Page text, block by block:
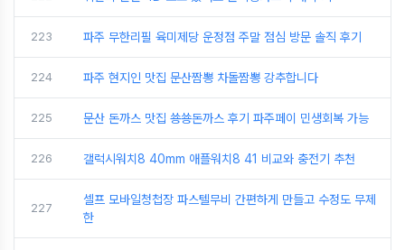
223 파주 무한리필 육미제당 운정점 주말 점심 방문 솔직 후기
224 파주 현지인 맛집 문산짬뽕 차돌짬뽕 강추합니다
225 문산 돈까스 맛집 쑝쑝돈까스 후기 파주페이 민생회복 가능
226 갤럭시워치8 40mm 애플워치8 41 비교와 충전기 추천
227
셀프 모바일청첩장 파스텔무비 간편하게 만들고 수정도 무제
한